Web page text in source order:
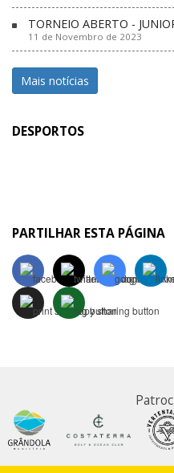
TORNEIO ABERTO -
11 de Novembro de 2023
Mais notícias
DESPORTOS
PARTILHAR ESTA PÁGINA